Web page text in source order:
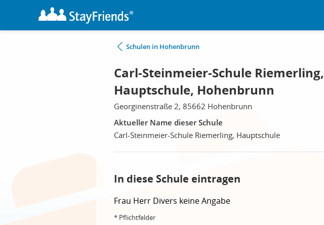
Schulen in Hohenbrunn
Carl-Steinmeier-Schule Riemerling,
Hauptschule, Hohenbrunn
Georginenstraße 2, 85662 Hohenbrunn
Aktueller Name dieser Schule
Carl-Steinmeier-Schule Riemerling, Hauptschule
In diese Schule eintragen
Frau Herr Divers keine Angabe
* Pflichtfelder